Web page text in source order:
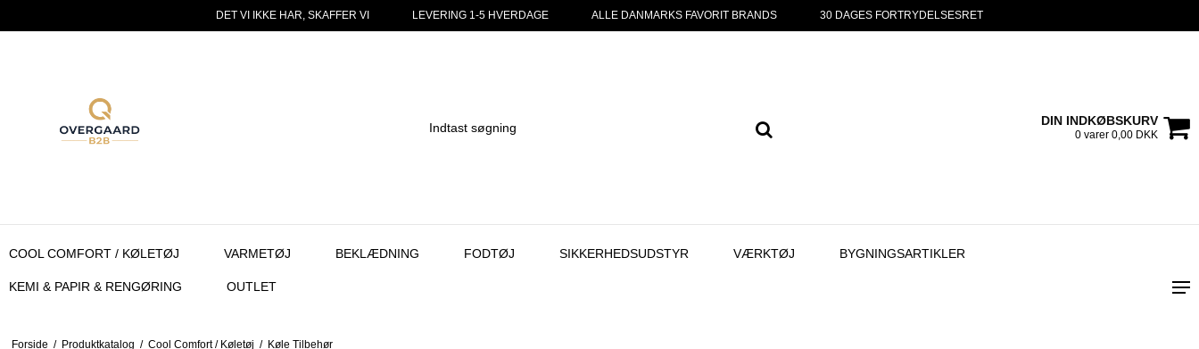
DET VI IKKE HAR, SKAFFER VI LEVERING 1-5 HVERDAGE ALLE DANMARKS FAVORIT BRANDS 30 DAGES FORTRYDELSESRET
DIN INDKØBSKURV
0 varer 0,00 DKK
COOL COMFORT / KØLETØJ VARMETØJ BEKLÆDNING FODTØJ SIKKERHEDSUDSTYR VÆRKTØJ BYGNINGSARTIKLER
KEMI & PAPIR & RENGØRING OUTLET
Forside / Produktkatalog / Cool Comfort / Køletøj / Køle Tilbehør